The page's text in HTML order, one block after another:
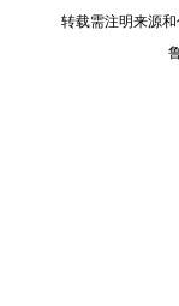
转载需注明来源